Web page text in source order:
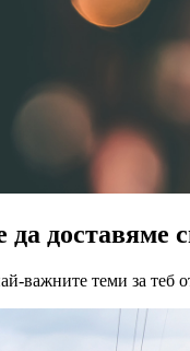
доставяме
важните теми за теб